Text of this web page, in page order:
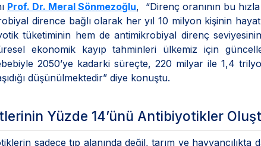
Prof. Dr. Meral Sönmezoğlu, “Direnç oranının bu
dirence bağlı olarak her yıl 10 milyon kişinin
tüketiminin hem de antimikrobiyal direnç
ekonomik kayıp tahminleri ülkemiz için
2050’ye kadarki süreçte, 220 milyar ile 1,4
düşünülmektedir” diye konuştu.
Yüzde 14’ünü Antibiyotikler
sadece tıp alanında değil, tarım ve hayvancılıkta